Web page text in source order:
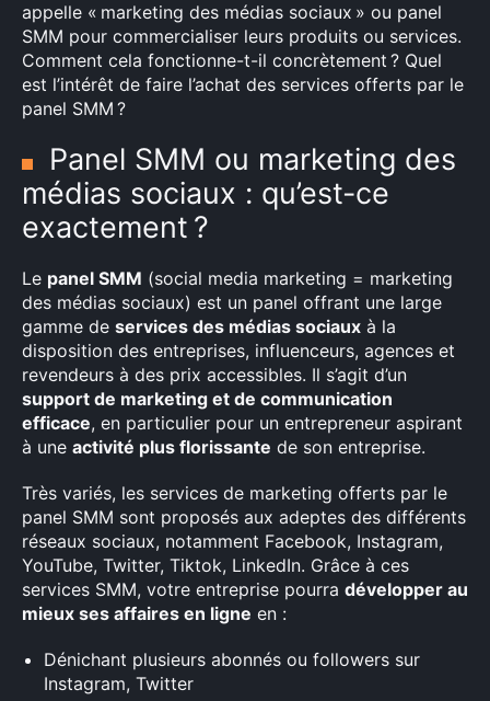
appelle « marketing des médias sociaux » ou panel
SMM pour commercialiser leurs produits ou services.
Comment cela fonctionne-t-il concrètement ? Quel
est l’intérêt de faire l’achat des services offerts par le
panel SMM ?
Panel SMM ou marketing des
médias sociaux : qu’est-ce
exactement ?
Le panel SMM (social media marketing = marketing
des médias sociaux) est un panel offrant une large
gamme de services des médias sociaux à la
disposition des entreprises, influenceurs, agences et
revendeurs à des prix accessibles. Il s’agit d’un
support de marketing et de communication
efficace, en particulier pour un entrepreneur aspirant
à une activité plus florissante de son entreprise.
Très variés, les services de marketing offerts par le
panel SMM sont proposés aux adeptes des différents
réseaux sociaux, notamment Facebook, Instagram,
YouTube, Twitter, Tiktok, LinkedIn. Grâce à ces
services SMM, votre entreprise pourra développer au
mieux ses affaires en ligne en :
Dénichant plusieurs abonnés ou followers sur
Instagram, Twitter